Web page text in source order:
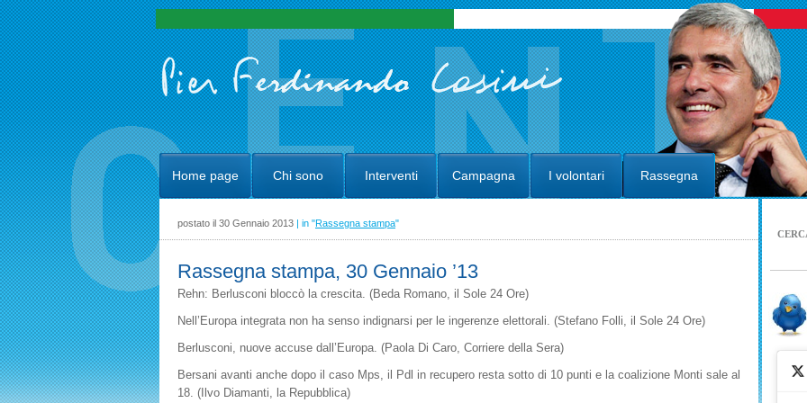
Home page Chi sono Interventi Campagna I volontari Rassegna
postato il 30 Gennaio 2013 | in "Rassegna stampa"
Rassegna stampa, 30 Gennaio ’13
Rehn: Berlusconi bloccò la crescita. (Beda Romano, il Sole 24 Ore)
Nell’Europa integrata non ha senso indignarsi per le ingerenze elettorali. (Stefano Folli, il Sole 24 Ore)
Berlusconi, nuove accuse dall’Europa. (Paola Di Caro, Corriere della Sera)
Bersani avanti anche dopo il caso Mps, il Pdl in recupero resta sotto di 10 punti e la coalizione Monti sale al
18. (Ilvo Diamanti, la Repubblica)